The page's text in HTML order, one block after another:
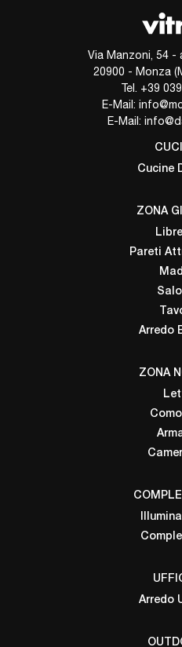
Via Manzoni, 54 -
20900 - Monza
Tel. +39
E-Mail:
E-Mail:
Cucine
ZONA
Pareti
Arredo
ZONA
Arredo